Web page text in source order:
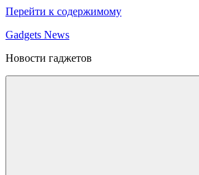
Перейти к содержимому
Gadgets News
Новости гаджетов